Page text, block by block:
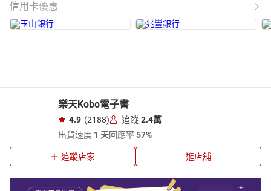
信用卡優惠
樂天Kobo電子書
4.9 (2188) 追蹤 2.4萬
出貨速度 1 天回應率57%
追蹤店家 逛店舖